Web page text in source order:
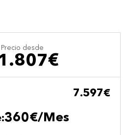
Precio desde
7.597€
360€/Mes